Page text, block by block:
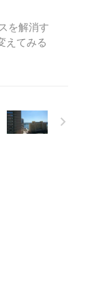
を解消す
えてみる